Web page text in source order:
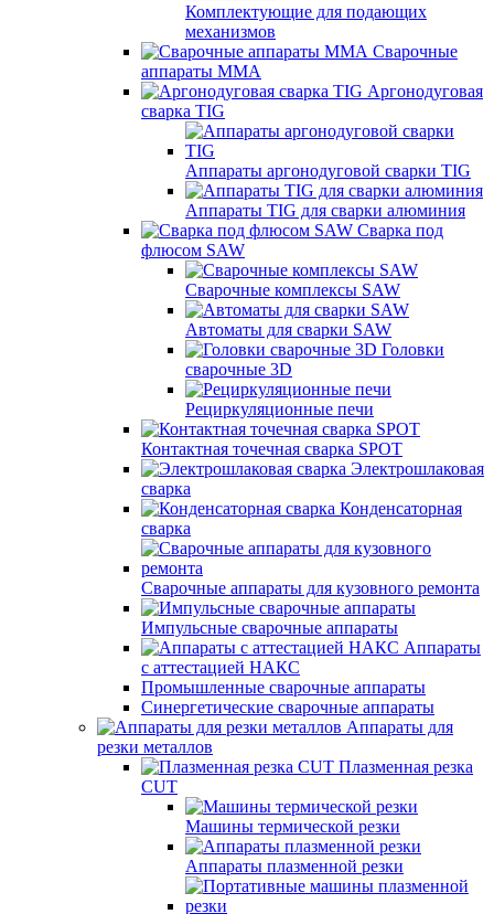
Комплектующие для подающих
механизмов
Сварочные
аппараты MMA
Аргонодуговая
сварка TIG
Аппараты аргонодуговой сварки TIG
Аппараты TIG для сварки алюминия
Сварка под
флюсом SAW
Сварочные комплексы SAW
Автоматы для сварки SAW
Головки
сварочные 3D
Рециркуляционные печи
Контактная точечная сварка SPOT
Электрошлаковая
сварка
Конденсаторная
сварка
Сварочные аппараты для кузовного ремонта
Импульсные сварочные аппараты
Аппараты
с аттестацией НАКС
Промышленные сварочные аппараты
Синергетические сварочные аппараты
Аппараты для
резки металлов
Плазменная резка
CUT
Машины термической резки
Аппараты плазменной резки